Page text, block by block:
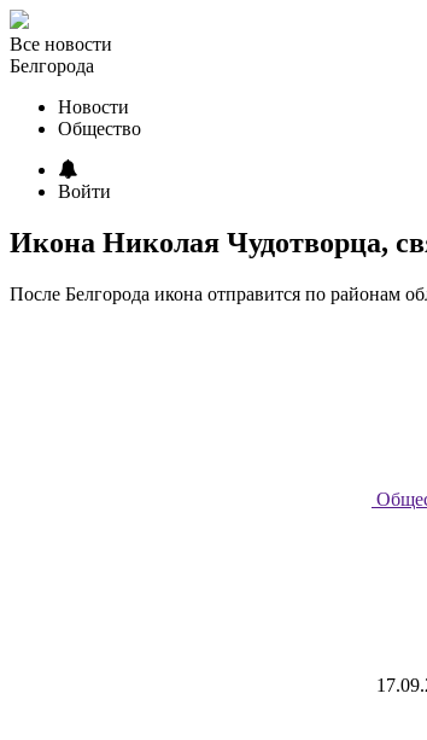
Все новости
Белгорода
Новости
Общество
Войти
Икона Николая Чудотворца,
После Белгорода икона отправится по районам